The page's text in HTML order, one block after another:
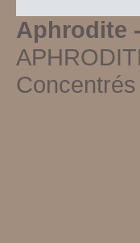
Aphrodite
Concentrés